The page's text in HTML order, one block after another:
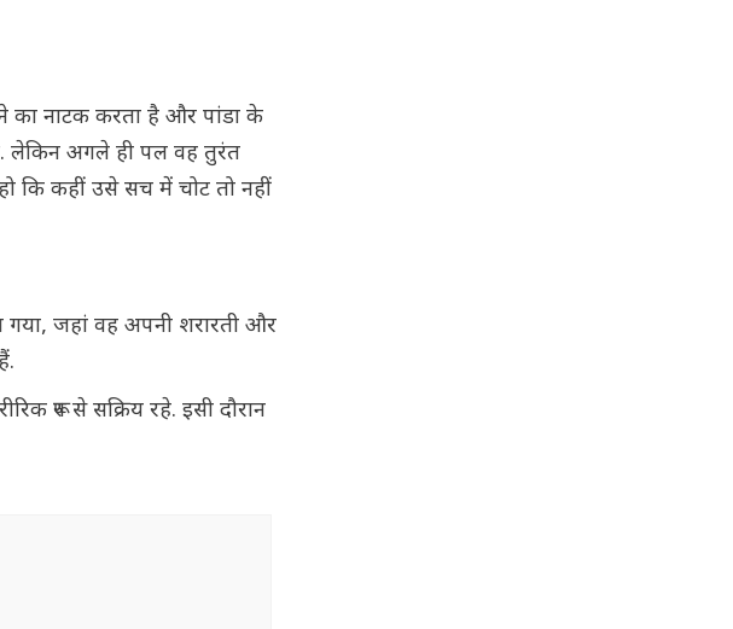
नाटक करता है और पांडा के
लेकिन अगले ही पल वह तुरंत
कि कहीं उसे सच में चोट तो नहीं
जहां वह अपनी शरारती और
रूप से सक्रिय रहे. इसी दौरान